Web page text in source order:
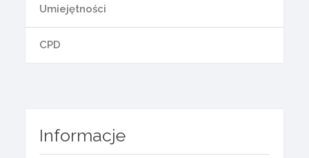
Umiejętności
CPD
Informacje